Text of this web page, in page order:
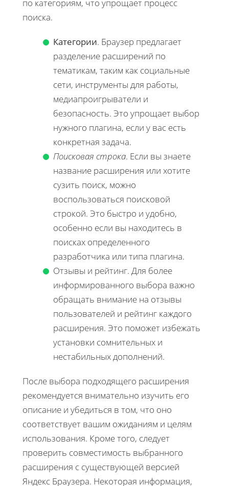
по категориям, что упрощает процесс
поиска.
Категории. Браузер предлагает
разделение расширений по
тематикам, таким как социальные
сети, инструменты для работы,
медиапроигрыватели и
безопасность. Это упрощает выбор
нужного плагина, если у вас есть
конкретная задача.
Поисковая строка. Если вы знаете
название расширения или хотите
сузить поиск, можно
воспользоваться поисковой
строкой. Это быстро и удобно,
особенно если вы находитесь в
поисках определенного
разработчика или типа плагина.
Отзывы и рейтинг. Для более
информированного выбора важно
обращать внимание на отзывы
пользователей и рейтинг каждого
расширения. Это поможет избежать
установки сомнительных и
нестабильных дополнений.
После выбора подходящего расширения
рекомендуется внимательно изучить его
описание и убедиться в том, что оно
соответствует вашим ожиданиям и целям
использования. Кроме того, следует
проверить совместимость выбранного
расширения с существующей версией
Яндекс Браузера. Некоторая информация,